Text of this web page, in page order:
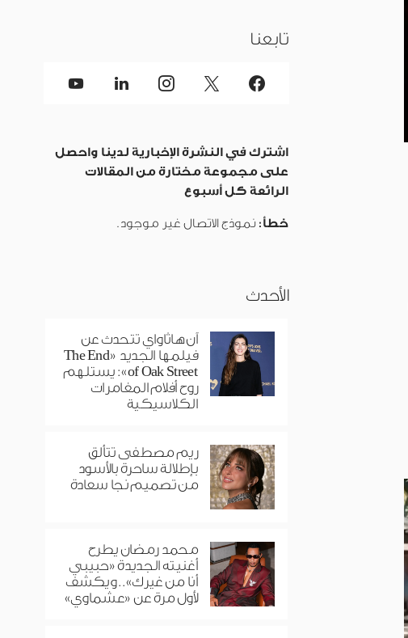
تابعنا
اشترك في النشرة الإخبارية لدينا واحصل
على مجموعة مختارة من المقالات
الرائعة كل أسبوع
خطأ: نموذج الاتصال غير موجود.
الأحدث
آن هاثاواي تتحدث عن
فيلمها الجديد «The End
of Oak Street»: يستلهم
روح أفلام المغامرات
الكلاسيكية
ريم مصطفى تتألق
بإطلالة ساحرة بالأسود
من تصميم نجا سعادة
محمد رمضان يطرح
أغنيته الجديدة «حبيبي
أنا من غيرك».. ويكشف
لأول مرة عن «عشماوي»